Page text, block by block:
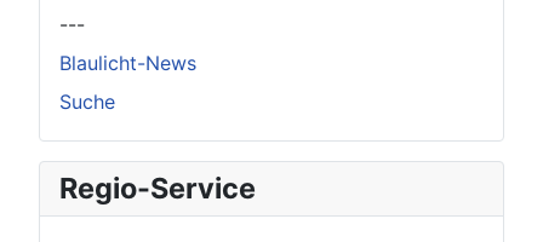
---
Blaulicht-News
Suche
Regio-Service